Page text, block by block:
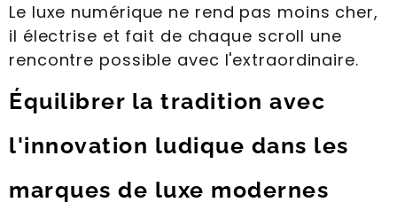
Le luxe numérique ne rend pas moins cher,
il électrise et fait de chaque scroll une
rencontre possible avec l'extraordinaire.
Équilibrer la tradition avec
l'innovation ludique dans les
marques de luxe modernes